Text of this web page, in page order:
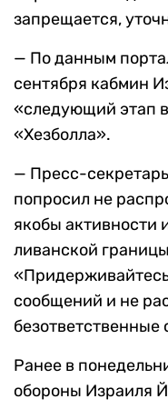
запрещается,
— По данным
сентября кабмин
«следующий этап
«Хезболла».
— Пресс-
попросил не
якобы активности
ливанской
сообщений и не
безответственные
Ранее в
обороны Израиля